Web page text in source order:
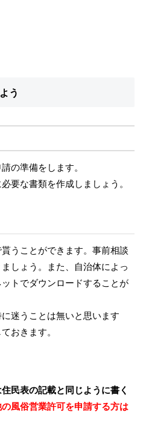
う
の準備をします。
要な書類を作成しましょう。
うことができます。事前相談
しょう。また、自治体によっ
トでダウンロードすることが
迷うことは無いと思います
おきます。
民表の記載と同じように書く
風俗営業許可を申請する方は